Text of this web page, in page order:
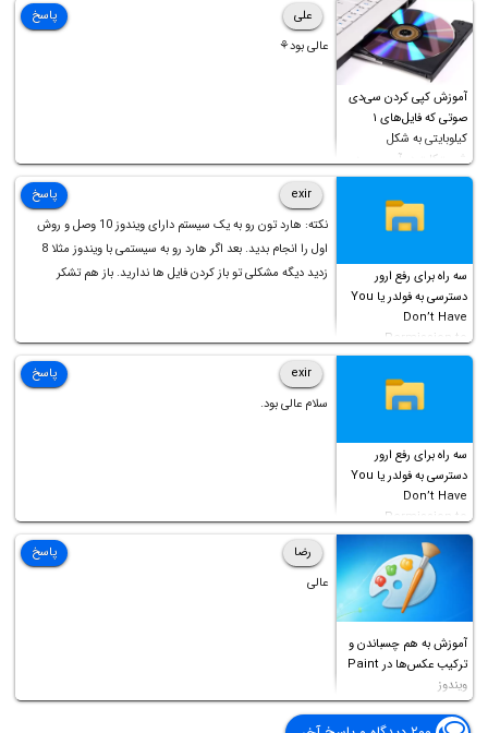
آموزش کپی کردن سی‌دی
صوتی که فایل‌های ۱
کیلوبایتی به شکل
شورت‌کات در آن موجود
است!
علی
عالی بود⚘
پاسخ
سه راه برای رفع ارور
دسترسی به فولدر یا You
Don’t Have
Permission to
Access this folder
exir
نکته: هارد تون رو به یک سیستم دارای ویندوز 10 وصل و روش
اول را انجام بدید. بعد اگر هارد رو به سیستمی با ویندوز مثلا 8
زدید دیگه مشکلی تو باز کردن فایل ها ندارید. باز هم تشکر
پاسخ
سه راه برای رفع ارور
دسترسی به فولدر یا You
Don’t Have
Permission to
Access this folder
exir
سلام عالی بود.
پاسخ
آموزش به هم چسباندن و
ترکیب عکس‌ها در Paint
ویندوز
رضا
عالی
پاسخ